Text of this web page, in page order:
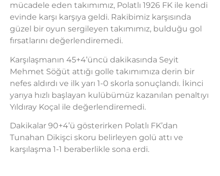
mücadele eden takımımız, Polatlı 1926 FK ile kendi
evinde karşı karşıya geldi. Rakibimiz karşısında
güzel bir oyun sergileyen takımımız, bulduğu gol
fırsatlarını değerlendiremedi.
Karşılaşmanın 45+4’üncü dakikasında Seyit
Mehmet Söğüt attığı golle takımımıza derin bir
nefes aldırdı ve ilk yarı 1-0 skorla sonuçlandı. İkinci
yarıya hızlı başlayan kulübümüz kazanılan penaltıyı
Yıldıray Koçal ile değerlendiremedi.
Dakikalar 90+4’ü gösterirken Polatlı FK’dan
Tunahan Dikişci skoru belirleyen golü attı ve
karşılaşma 1-1 beraberlikle sona erdi.